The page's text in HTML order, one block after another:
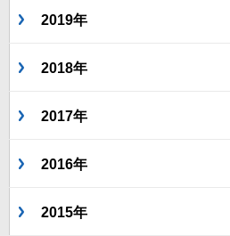
2019年
2018年
2017年
2016年
2015年